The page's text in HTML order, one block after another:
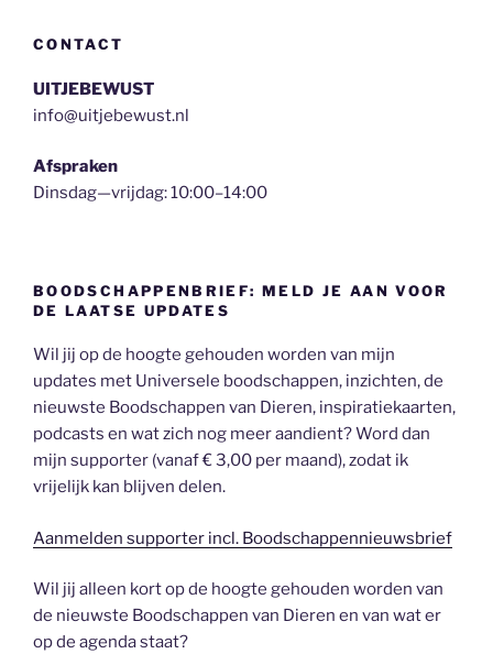
CONTACT
UITJEBEWUST
info@uitjebewust.nl
Afspraken
Dinsdag—vrijdag: 10:00–14:00
BOODSCHAPPENBRIEF: MELD JE AAN VOOR
DE LAATSE UPDATES
Wil jij op de hoogte gehouden worden van mijn
updates met Universele boodschappen, inzichten, de
nieuwste Boodschappen van Dieren, inspiratiekaarten,
podcasts en wat zich nog meer aandient? Word dan
mijn supporter (vanaf € 3,00 per maand), zodat ik
vrijelijk kan blijven delen.
Aanmelden supporter incl. Boodschappennieuwsbrief
Wil jij alleen kort op de hoogte gehouden worden van
de nieuwste Boodschappen van Dieren en van wat er
op de agenda staat?